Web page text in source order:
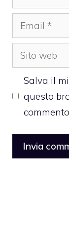
Email
Sito
web
Salva il
questo